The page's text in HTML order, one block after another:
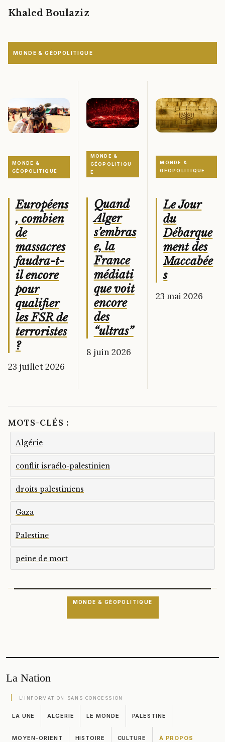
Khaled Boulaziz
MONDE & GÉOPOLITIQUE
MONDE &
GÉOPOLITIQUE
Européens
, combien
de
massacres
faudra-t-
il encore
pour
qualifier
les FSR de
terroristes
?
23 juillet 2026
MONDE &
GÉOPOLITIQU
E
Quand
Alger
s’embras
e, la
France
médiati
que voit
encore
des
“ultras”
8 juin 2026
MONDE &
GÉOPOLITIQUE
Le Jour
du
Débarque
ment des
Maccabée
s
23 mai 2026
MOTS-CLÉS :
Algérie
conflit israélo-palestinien
droits palestiniens
Gaza
Palestine
peine de mort
MONDE & GÉOPOLITIQUE
La Nation
L'INFORMATION SANS CONCESSION
LA UNE ALGÉRIE LE MONDE PALESTINE
MOYEN-ORIENT HISTOIRE CULTURE À PROPOS